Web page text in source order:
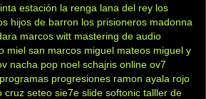
estación la renga lana del rey los
hijos de barron los prisioneros madonna
marcos witt mastering de audio
miel san marcos miguel mateos miguel y
nacha pop noel schajris online ov7
programas progresiones ramon ayala rojo
cruz seteo sie7e slide softonic talller de